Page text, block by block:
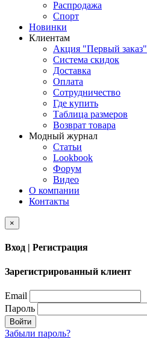
Распродажа
Спорт
Новинки
Клиентам
Акция "Первый заказ"
Система скидок
Доставка
Оплата
Сотрудничество
Где купить
Таблица размеров
Возврат товара
Модный журнал
Статьи
Lookbook
Форум
Видео
О компании
Контакты
×
Вход | Регистрация
Зарегистрированный клиент
Email
Пароль
Войти
Забыли пароль?